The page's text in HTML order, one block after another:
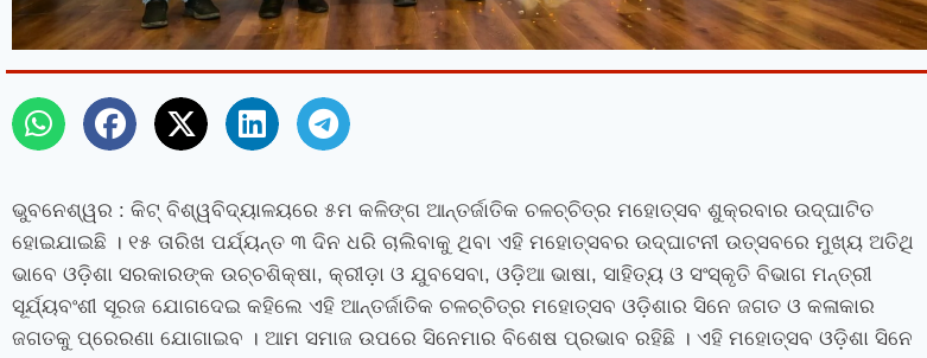
ଭୁବନେଶ୍ୱର : କିଟ୍‍ ବିଶ୍ୱବିଦ୍ୟାଳୟରେ ୫ମ କଳିଙ୍ଗ ଆନ୍ତର୍ଜାତିକ ଚଳଚ୍ଚିତ୍ର ମହୋତ୍ସବ ଶୁକ୍ରବାର ଉଦ୍‍ଘାଟିତ
ହୋଇଯାଇଛି । ୧୫ ତାରିଖ ପର୍ଯ୍ୟନ୍ତ ୩ ଦିନ ଧରି ଚାଲିବାକୁ ଥିବା ଏହି ମହୋତ୍ସବର ଉଦ୍‍ଘାଟନୀ ଉତ୍ସବରେ ମୁଖ୍ୟ ଅତିଥି
ଭାବେ ଓଡ଼ିଶା ସରକାରଙ୍କ ଉଚ୍ଚଶିକ୍ଷା, କ୍ରୀଡ଼ା ଓ ଯୁବସେବା, ଓଡ଼ିଆ ଭାଷା, ସାହିତ୍ୟ ଓ ସଂସ୍କୃତି ବିଭାଗ ମନ୍ତ୍ରୀ
ସୂର୍ଯ୍ୟବଂଶୀ ସୂରଜ ଯୋଗଦେଇ କହିଲେ ଏହି ଆନ୍ତର୍ଜାତିକ ଚଳଚ୍ଚିତ୍ର ମହୋତ୍ସବ ଓଡ଼ିଶାର ସିନେ ଜଗତ ଓ କଳାକାର
ଜଗତକୁ ପ୍ରେରଣା ଯୋଗାଇବ । ଆମ ସମାଜ ଉପରେ ସିନେମାର ବିଶେଷ ପ୍ରଭାବ ରହିଛି । ଏହି ମହୋତ୍ସବ ଓଡ଼ିଶା ସିନେ